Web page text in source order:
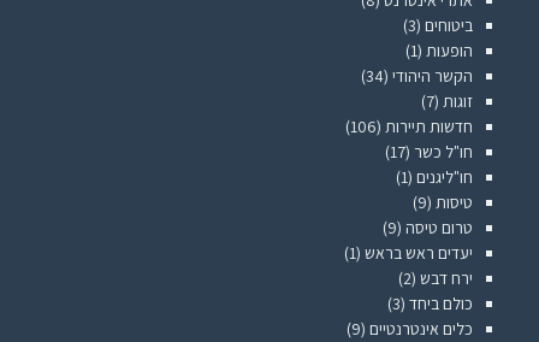
ביטוחים (3)
הופעות (1)
הקשר היהודי (34)
זוגות (7)
חדשות תיירות (106)
חו"ל כשר (17)
חו"ליגנים (1)
טיסות (9)
טרום טיסה (9)
יעדים ראש בראש (1)
ירח דבש (2)
כולם ביחד (3)
כלים אינטרנטיים (9)